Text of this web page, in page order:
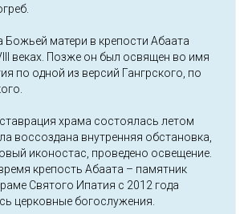
матери в крепости Абаата
веках. Позже он был освящен во имя
по одной из версий Гангрского, по
храма состоялась летом
воссоздана внутренняя обстановка,
иконостас, проведено освещение.
крепость Абаата – памятник
Святого Ипатия с 2012 года
церковные богослужения.